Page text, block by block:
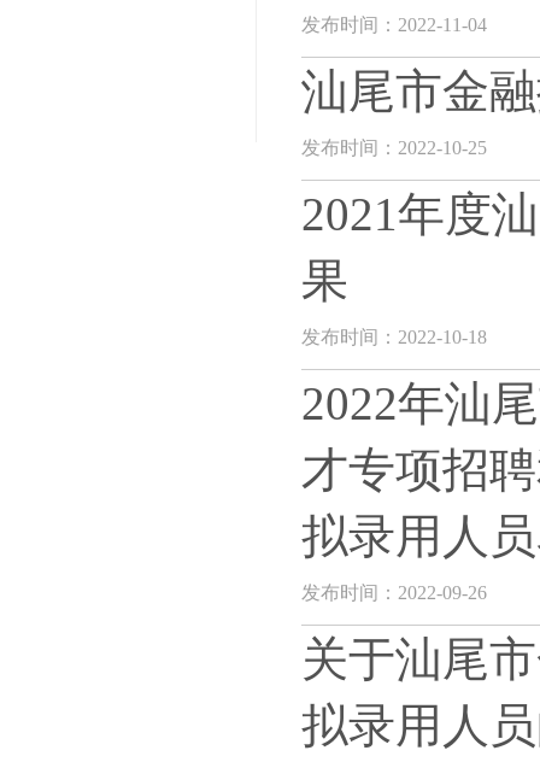
发布时间：2022-11-04
汕尾市金
发布时间：2022-10-25
2021年度
果
发布时间：2022-10-18
2022年汕
才专项招
拟录用人
发布时间：2022-09-26
关于汕尾
拟录用人